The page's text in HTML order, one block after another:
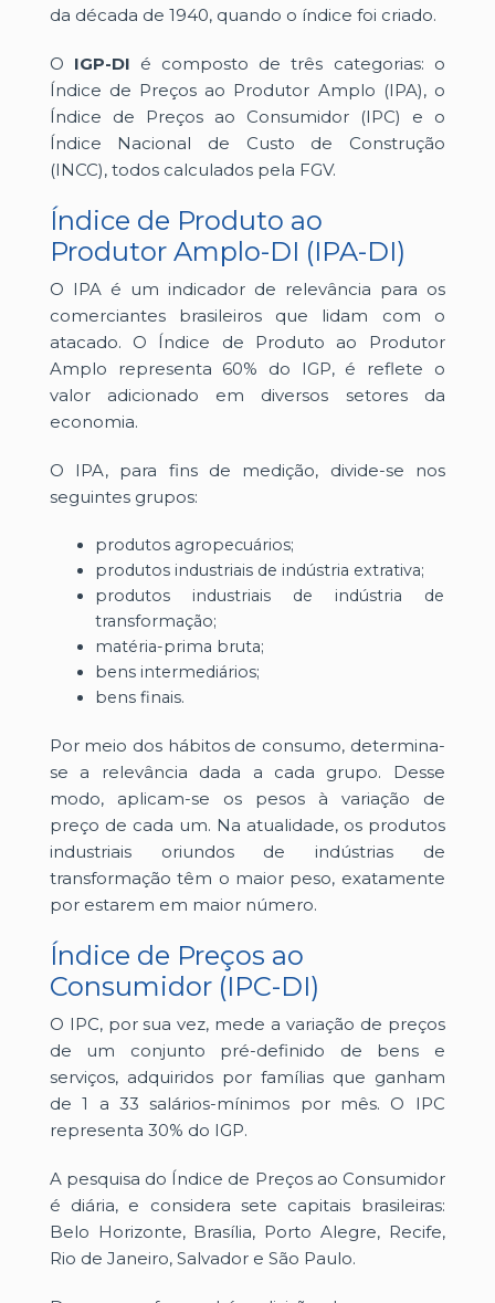
da década de 1940, quando o índice foi criado.
O IGP-DI é composto de três categorias: o
Índice de Preços ao Produtor Amplo (IPA), o
Índice de Preços ao Consumidor (IPC) e o
Índice Nacional de Custo de Construção
(INCC), todos calculados pela FGV.
Índice de Produto ao
Produtor Amplo-DI (IPA-DI)
O IPA é um indicador de relevância para os
comerciantes brasileiros que lidam com o
atacado. O Índice de Produto ao Produtor
Amplo representa 60% do IGP, é reflete o
valor adicionado em diversos setores da
economia.
O IPA, para fins de medição, divide-se nos
seguintes grupos:
produtos agropecuários;
produtos industriais de indústria extrativa;
produtos industriais de indústria de
transformação;
matéria-prima bruta;
bens intermediários;
bens finais.
Por meio dos hábitos de consumo, determina-
se a relevância dada a cada grupo. Desse
modo, aplicam-se os pesos à variação de
preço de cada um. Na atualidade, os produtos
industriais oriundos de indústrias de
transformação têm o maior peso, exatamente
por estarem em maior número.
Índice de Preços ao
Consumidor (IPC-DI)
O IPC, por sua vez, mede a variação de preços
de um conjunto pré-definido de bens e
serviços, adquiridos por famílias que ganham
de 1 a 33 salários-mínimos por mês. O IPC
representa 30% do IGP.
A pesquisa do Índice de Preços ao Consumidor
é diária, e considera sete capitais brasileiras:
Belo Horizonte, Brasília, Porto Alegre, Recife,
Rio de Janeiro, Salvador e São Paulo.